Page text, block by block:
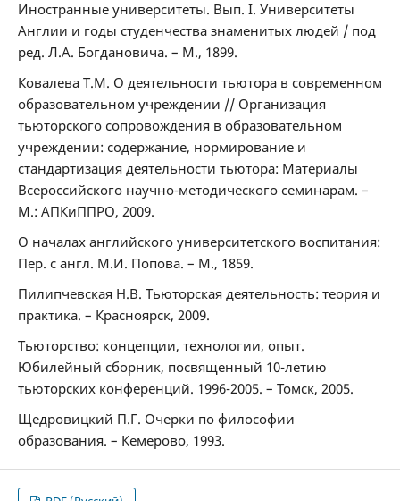
Иностранные университеты. Вып. I. Университеты
Англии и годы студенчества знаменитых людей / под
ред. Л.А. Богдановича. – М., 1899.
Ковалева Т.М. О деятельности тьютора в современном
образовательном учреждении // Организация
тьюторского сопровождения в образовательном
учреждении: содержание, нормирование и
стандартизация деятельности тьютора: Материалы
Всероссийского научно-методического семинарам. –
М.: АПКиППРО, 2009.
О началах английского университетского воспитания:
Пер. с англ. М.И. Попова. – М., 1859.
Пилипчевская Н.В. Тьюторская деятельность: теория и
практика. – Красноярск, 2009.
Тьюторство: концепции, технологии, опыт.
Юбилейный сборник, посвященный 10-летию
тьюторских конференций. 1996-2005. – Томск, 2005.
Щедровицкий П.Г. Очерки по философии
образования. – Кемерово, 1993.